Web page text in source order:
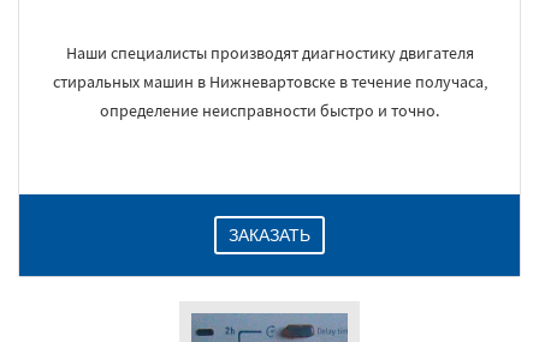
Наши специалисты производят диагностику двигателя
стиральных машин в Нижневартовске в течение получаса,
определение неисправности быстро и точно.
ЗАКАЗАТЬ